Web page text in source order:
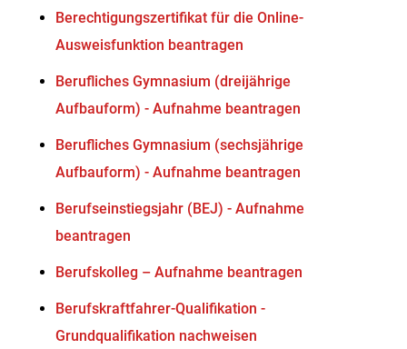
Berechtigungszertifikat für die Online-
Ausweisfunktion beantragen
Berufliches Gymnasium (dreijährige
Aufbauform) - Aufnahme beantragen
Berufliches Gymnasium (sechsjährige
Aufbauform) - Aufnahme beantragen
Berufseinstiegsjahr (BEJ) - Aufnahme
beantragen
Berufskolleg – Aufnahme beantragen
Berufskraftfahrer-Qualifikation -
Grundqualifikation nachweisen